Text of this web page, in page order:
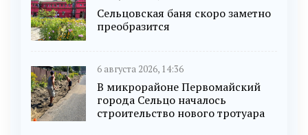
Сельцовская баня скоро заметно
преобразится
6 августа 2026, 14:36
В микрорайоне Первомайский
города Сельцо началось
строительство нового тротуара